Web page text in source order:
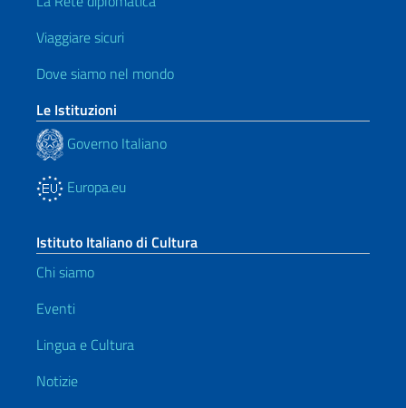
Viaggiare sicuri
Dove siamo nel mondo
Le Istituzioni
Governo Italiano
Europa.eu
Istituto Italiano di Cultura
Chi siamo
Eventi
Lingua e Cultura
Notizie